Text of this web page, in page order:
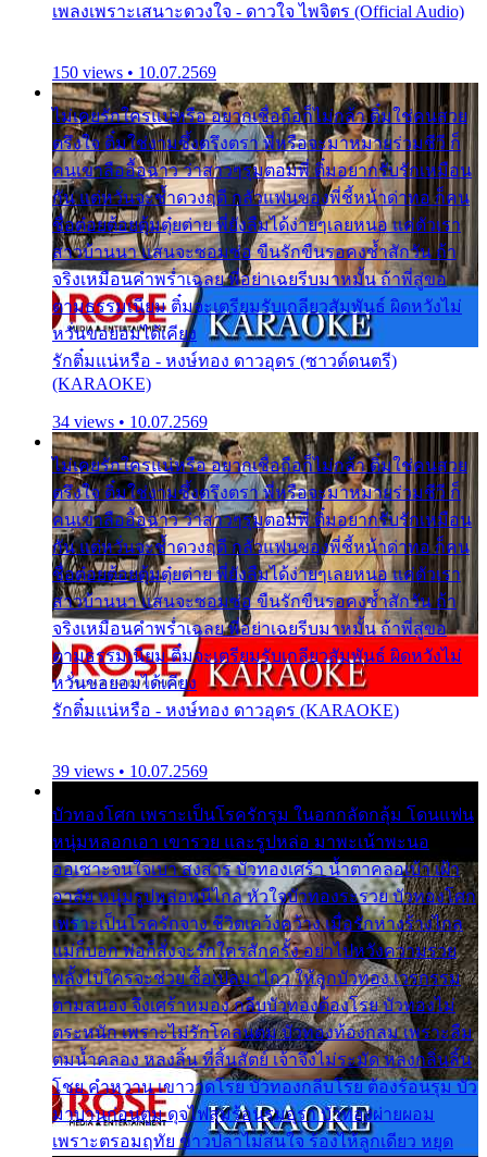
เพลงเพราะเสนาะดวงใจ - ดาวใจ ไพจิตร (Official Audio)
150 views • 10.07.2569
ไม่เคยรักใครแน่หรือ อยากเชื่อถือก็ไม่กล้า ติ๋มใช่คนสวย
ตรึงใจ ติ๋มใช่งามซึ้งตรึงตรา พี่หรือจะมาหมายร่วมชีวี ก็
คนเขาลืออื้อฉาว ว่าสาวๆรุมตอมพี่ ติ๋มอยากรับรักเหมือน
กัน แต่หวั่นจะช้ำดวงฤดี กลัวแฟนของพี่ชี้หน้าด่าทอ ก็คน
ชื่อต๋อยต้อยตุ้มตุ๋ยต่าย พี่ยังลืมได้ง่ายๆเลยหนอ แค่ตัวเรา
สาวบ้านนา แสนจะซอมซ่อ ขืนรักขืนรอคงช้ำสักวัน ถ้า
จริงเหมือนคำพร่ำเฉลย พี่อย่าเฉยรีบมาหมั้น ถ้าพี่สู่ขอ
ตามธรรมเนียม ติ๋มจะเตรียมรับเกลียวสัมพันธ์ ผิดหวังไม่
หวั่นขอยอมได้เคียง
รักติ๋มแน่หรือ - หงษ์ทอง ดาวอุดร (ซาวด์ดนตรี)
(KARAOKE)
34 views • 10.07.2569
ไม่เคยรักใครแน่หรือ อยากเชื่อถือก็ไม่กล้า ติ๋มใช่คนสวย
ตรึงใจ ติ๋มใช่งามซึ้งตรึงตรา พี่หรือจะมาหมายร่วมชีวี ก็
คนเขาลืออื้อฉาว ว่าสาวๆรุมตอมพี่ ติ๋มอยากรับรักเหมือน
กัน แต่หวั่นจะช้ำดวงฤดี กลัวแฟนของพี่ชี้หน้าด่าทอ ก็คน
ชื่อต๋อยต้อยตุ้มตุ๋ยต่าย พี่ยังลืมได้ง่ายๆเลยหนอ แค่ตัวเรา
สาวบ้านนา แสนจะซอมซ่อ ขืนรักขืนรอคงช้ำสักวัน ถ้า
จริงเหมือนคำพร่ำเฉลย พี่อย่าเฉยรีบมาหมั้น ถ้าพี่สู่ขอ
ตามธรรมเนียม ติ๋มจะเตรียมรับเกลียวสัมพันธ์ ผิดหวังไม่
หวั่นขอยอมได้เคียง
รักติ๋มแน่หรือ - หงษ์ทอง ดาวอุดร (KARAOKE)
39 views • 10.07.2569
บัวทองโศก เพราะเป็นโรครักรุม ในอกกลัดกลุ้ม โดนแฟน
หนุ่มหลอกเอา เขารวย และรูปหล่อ มาพะเน้าพะนอ
ออเซาะจนใจเบา สงสาร บัวทองเศร้า น้ำตาคลอเบ้า เฝ้า
อาลัย หนุ่มรูปหล่อหนีไกล หัวใจบัวทองระรวย บัวทองโศก
เพราะเป็นโรครักจาง ชีวิตเคว้งคว้าง เมื่อรักห่างร้างไกล
แม่ก็บอก พ่อก็สั่งจะรักใครสักครั้ง อย่าไปหวังความรวย
พลั้งไปใครจะช่วย ซื้อเปลมาไกว ให้ลูกบัวทอง เวรกรรม
ตามสนอง จึงเศร้าหมอง กลีบบัวทองต้องโรย บัวทองไม่
ตระหนัก เพราะไม่รักโคลนตม บัวทองท้องกลม เพราะลืม
ตมน้ำคลอง หลงลิ้น ที่สิ้นสัตย์ เจ้าจึงไม่ระมัด หลงกลิ่นลิ้น
โชย คำหวาน เขาวาดโรย บัวทองกลีบโรย ต้องร้อนรุม บัว
มาบานก่อนตูม ดุจไฟสุมร้อนรุมอุรา บัวทองผ่ายผอม
เพราะตรอมฤทัย ข้าวปลาไม่สนใจ ร้องไห้ลูกเดียว หยุด